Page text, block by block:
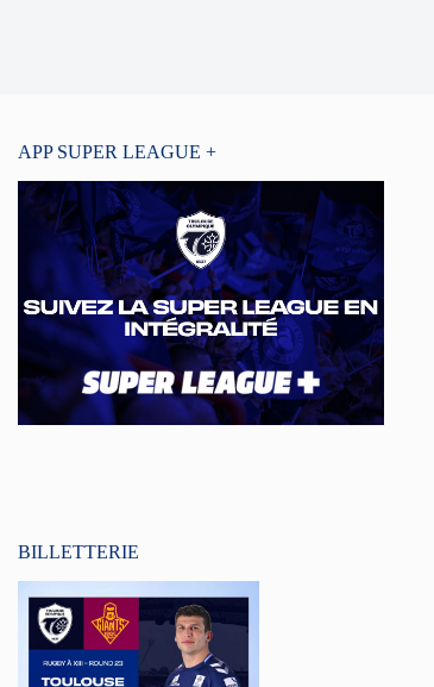
APP SUPER LEAGUE +
BILLETTERIE